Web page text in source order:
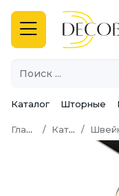
Каталог Шторные
Главная Каталог Швейная